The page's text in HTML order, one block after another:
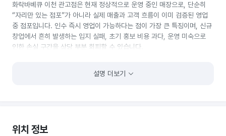
화락바베큐 이천 관고점은 현재 정상적으로 운영 중인 매장으로, 단순히
“자리만 있는 점포”가 아니라 실제 매출과 고객 흐름이 이미 검증된 영업
중 점포입니다. 인수 즉시 영업이 가능하다는 점이 가장 큰 특징이며, 신규
창업에서 흔히 발생하는 입지 실패, 초기 홍보 비용 과다, 운영 미숙으로
인한 손실 구간을 상당 부분 회피할 수 있습니다.
·운영 매뉴얼이 표준화돼 있습니다. 이는 외식업 경험이 많지 않은
설명 더보기
위치 정보